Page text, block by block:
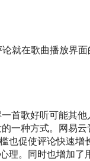
在歌曲播放界
歌好听可能其
一种方式。网易
促使评论快速
理。同时也增加